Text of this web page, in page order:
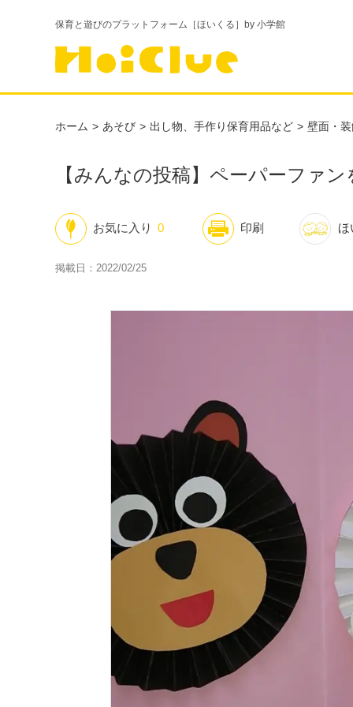
保育と遊びのプラットフォーム［ほいくる］by 小学館
ホーム あそび 出し物、手作り保育用品など 壁面・
【みんなの投稿】ペーパーファ
ほ
お気に入り 0 印刷
掲載日：2022/02/25